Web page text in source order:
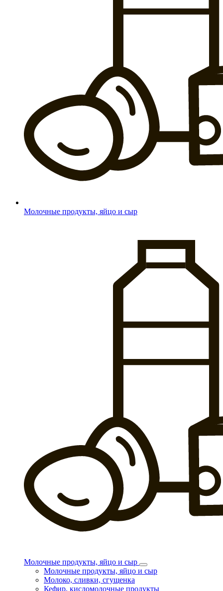
Молочные продукты, яйцо и сыр
Молочные продукты, яйцо и сыр
Молочные продукты, яйцо и сыр
Молоко, сливки, сгущенка
Кефир, кисломолочные продукты